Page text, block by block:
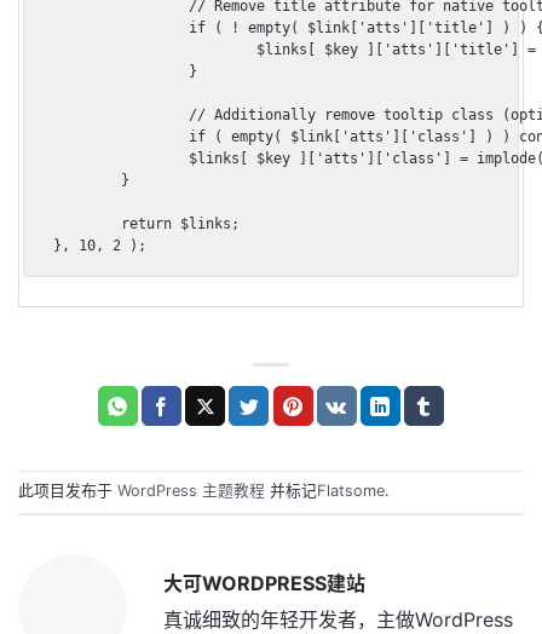
}, 10, 2 );
此项目发布于 WordPress 主题教程 并标记Flatsome.
大可WORDPRESS建站
真诚细致的年轻开发者，主做WordPress